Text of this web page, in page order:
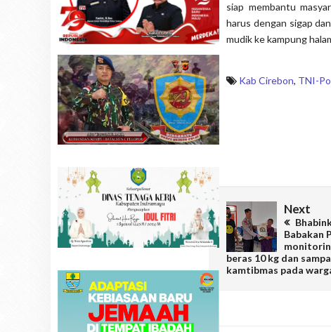
siap membantu
harus dengan sigap
mudik ke kampung
Kab Cirebon, TNI-
Next
Babakan
beras 10 kg dan
kamtibmas pada